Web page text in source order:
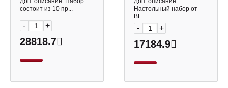
состоит из 10 пр...
- +
28818.7
Настольный набор от
BE...
- +
17184.9